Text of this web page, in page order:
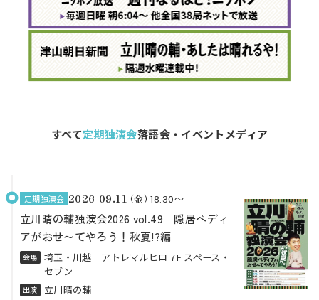
すべて定期独演会落語会・イベントメディア
定期独演会 2026 09.11（金）18:30〜
立川晴の輔独演会2026 vol.49 隠居ペディ
アがおせ〜てやろう！秋夏!?編
会場
埼玉・川越 アトレマルヒロ 7F スペース・
セブン
出演 立川晴の輔